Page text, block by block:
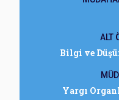
ALT
Bilgi ve
Yargı